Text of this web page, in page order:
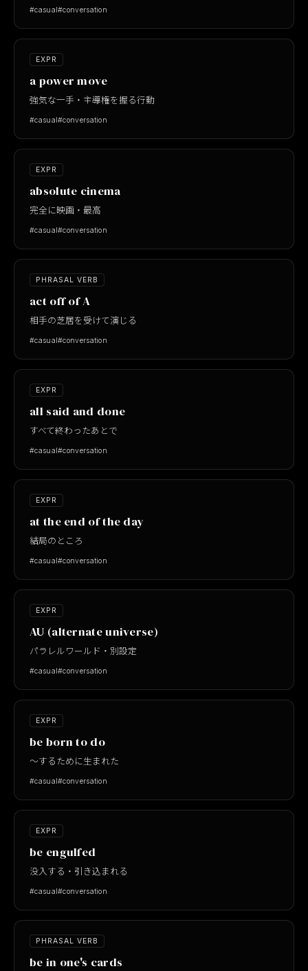
#casual#conversation
EXPR
a power move
強気な一手・主導権を握る行動
#casual#conversation
EXPR
absolute cinema
完全に映画・最高
#casual#conversation
PHRASAL VERB
act off of A
相手の芝居を受けて演じる
#casual#conversation
EXPR
all said and done
すべて終わったあとで
#casual#conversation
EXPR
at the end of the day
結局のところ
#casual#conversation
EXPR
AU (alternate universe)
パラレルワールド・別設定
#casual#conversation
EXPR
be born to do
〜するために生まれた
#casual#conversation
EXPR
be engulfed
没入する・引き込まれる
#casual#conversation
PHRASAL VERB
be in one's cards